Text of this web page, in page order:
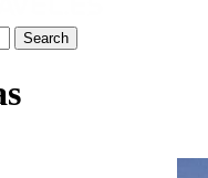
Search